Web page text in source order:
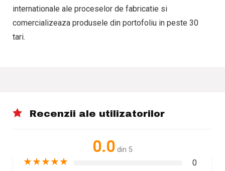
internationale ale proceselor de fabricatie si
comercializeaza produsele din portofoliu in peste 30
tari.
Recenzii ale utilizatorilor
0.0 din 5
★★★★★ 0